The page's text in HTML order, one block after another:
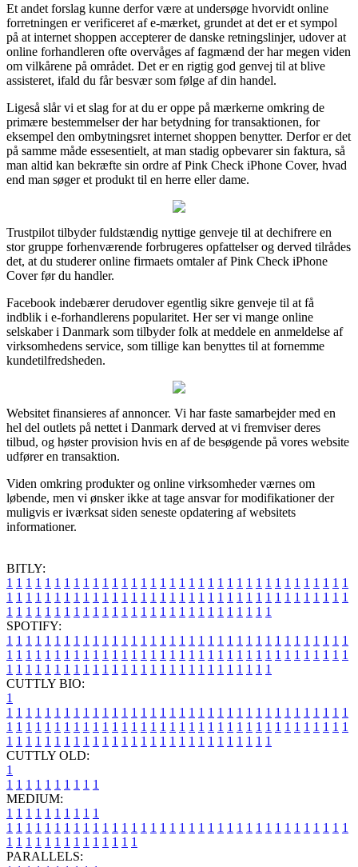
Et andet forslag kunne derfor være at undersøge hvorvidt online
forretningen er verificeret af e-mærket, grundet at det er et sympol
på at internet shoppen accepterer de danske retningslinjer, udover at
online forhandleren ofte overvåges af fagmænd der har megen viden
om vilkårene på området. Det er en rigtig god genvej til at blive
assisteret, ifald du får besvær som følge af din handel.
Ligeså slår vi et slag for at du er oppe på mærkerne omkring de
primære bestemmelser der har betydning for transaktionen, for
eksempel den ombytningsret internet shoppen benytter. Derfor er det
på samme måde essesentielt, at man stadig opbevarer sin faktura, så
man altid kan bekræfte sin ordre af Pink Check iPhone Cover, hvad
end man søger et produkt til en herre eller dame.
Trustpilot tilbyder fuldstændig nyttige genveje til at dechifrere en
stor gruppe forhenværende forbrugeres opfattelser og derved tilrådes
det, at du studerer online firmaets omtaler af Pink Check iPhone
Cover før du handler.
Facebook indebærer derudover egentlig sikre genveje til at få
indblik i e-forhandlerens popularitet. Her ser vi mange online
selskaber i Danmark som tilbyder folk at meddele en anmeldelse af
virksomhedens service, som tillige kan benyttes til at fornemme
kundetilfredsheden.
Websitet finansieres af annoncer. Vi har faste samarbejder med en
hel del outlets på nettet i Danmark derved at vi fremviser deres
tilbud, og høster provision hvis en af de besøgende på vores website
udfører en transaktion.
Viden omkring produkter og online virksomheder værnes om
løbende, men vi ønsker ikke at tage ansvar for modifikationer der
muligvis er iværksat siden seneste opdatering af websitets
informationer.
BITLY:
1 1 1 1 1 1 1 1 1 1 1 1 1 1 1 1 1 1 1 1 1 1 1 1 1 1 1 1 1 1 1 1 1 1 1 1
1 1 1 1 1 1 1 1 1 1 1 1 1 1 1 1 1 1 1 1 1 1 1 1 1 1 1 1 1 1 1 1 1 1 1 1
1 1 1 1 1 1 1 1 1 1 1 1 1 1 1 1 1 1 1 1 1 1 1 1 1 1 1 1
SPOTIFY:
1 1 1 1 1 1 1 1 1 1 1 1 1 1 1 1 1 1 1 1 1 1 1 1 1 1 1 1 1 1 1 1 1 1 1 1
1 1 1 1 1 1 1 1 1 1 1 1 1 1 1 1 1 1 1 1 1 1 1 1 1 1 1 1 1 1 1 1 1 1 1 1
1 1 1 1 1 1 1 1 1 1 1 1 1 1 1 1 1 1 1 1 1 1 1 1 1 1 1 1
CUTTLY BIO:
1
1 1 1 1 1 1 1 1 1 1 1 1 1 1 1 1 1 1 1 1 1 1 1 1 1 1 1 1 1 1 1 1 1 1 1 1
1 1 1 1 1 1 1 1 1 1 1 1 1 1 1 1 1 1 1 1 1 1 1 1 1 1 1 1 1 1 1 1 1 1 1 1
1 1 1 1 1 1 1 1 1 1 1 1 1 1 1 1 1 1 1 1 1 1 1 1 1 1 1 1
CUTTLY OLD:
1
1 1 1 1 1 1 1 1 1 1
MEDIUM:
1 1 1 1 1 1 1 1 1 1
1 1 1 1 1 1 1 1 1 1 1 1 1 1 1 1 1 1 1 1 1 1 1 1 1 1 1 1 1 1 1 1 1 1 1 1
1 1 1 1 1 1 1 1 1 1 1 1 1 1
PARALLELS: